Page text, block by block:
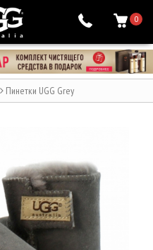
0
Пинетки UGG Grey